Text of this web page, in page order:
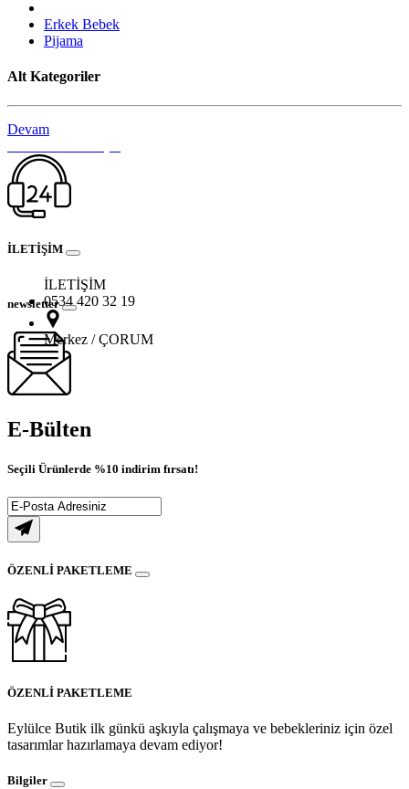
Erkek Bebek
Pijama
Alt Kategoriler
Devam
İLETİŞİM
İLETİŞİM
0534 420 32 19
Merkez / ÇORUM
newsletter
E-Bülten
Seçili Ürünlerde %10 indirim fırsatı!
ÖZENLİ PAKETLEME
ÖZENLİ PAKETLEME
Eylülce Butik ilk günkü aşkıyla çalışmaya ve bebekleriniz için özel
tasarımlar hazırlamaya devam ediyor!
Bilgiler